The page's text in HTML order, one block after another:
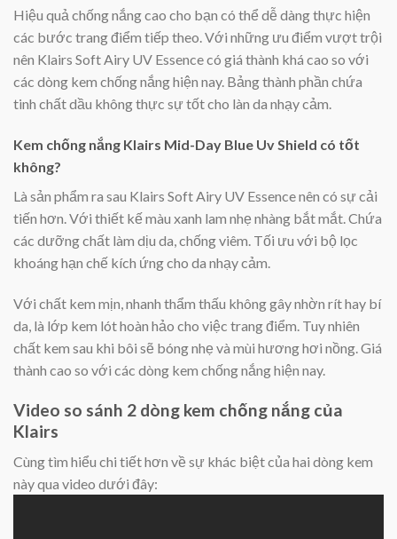
Hiệu quả chống nắng cao cho bạn có thể dễ dàng thực hiện
các bước trang điểm tiếp theo. Với những ưu điểm vượt trội
nên Klairs Soft Airy UV Essence có giá thành khá cao so với
các dòng kem chống nắng hiện nay. Bảng thành phần chứa
tinh chất dầu không thực sự tốt cho làn da nhạy cảm.
Kem chống nắng Klairs Mid-Day Blue Uv Shield có tốt
không?
Là sản phẩm ra sau Klairs Soft Airy UV Essence nên có sự cải
tiến hơn. Với thiết kế màu xanh lam nhẹ nhàng bắt mắt. Chứa
các dưỡng chất làm dịu da, chống viêm. Tối ưu với bộ lọc
khoáng hạn chế kích ứng cho da nhạy cảm.
Với chất kem mịn, nhanh thẩm thấu không gây nhờn rít hay bí
da, là lớp kem lót hoàn hảo cho việc trang điểm. Tuy nhiên
chất kem sau khi bôi sẽ bóng nhẹ và mùi hương hơi nồng. Giá
thành cao so với các dòng kem chống nắng hiện nay.
Video so sánh 2 dòng kem chống nắng của
Klairs
Cùng tìm hiểu chi tiết hơn về sự khác biệt của hai dòng kem
này qua video dưới đây: